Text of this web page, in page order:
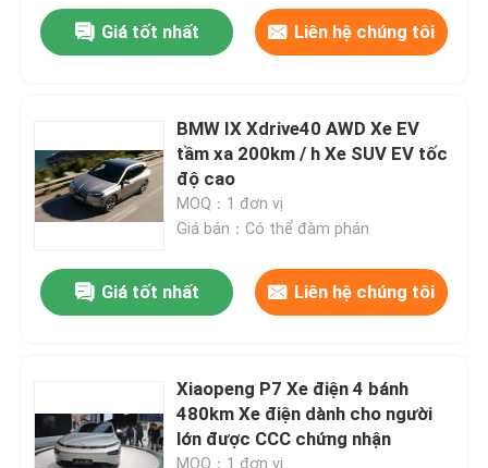
Giá tốt nhất Liên hệ chúng tôi
BMW IX Xdrive40 AWD Xe EV
tầm xa 200km / h Xe SUV EV tốc
độ cao
MOQ：1 đơn vị
Giá bán：Có thể đàm phán
Giá tốt nhất Liên hệ chúng tôi
Xiaopeng P7 Xe điện 4 bánh
480km Xe điện dành cho người
lớn được CCC chứng nhận
MOQ：1 đơn vị